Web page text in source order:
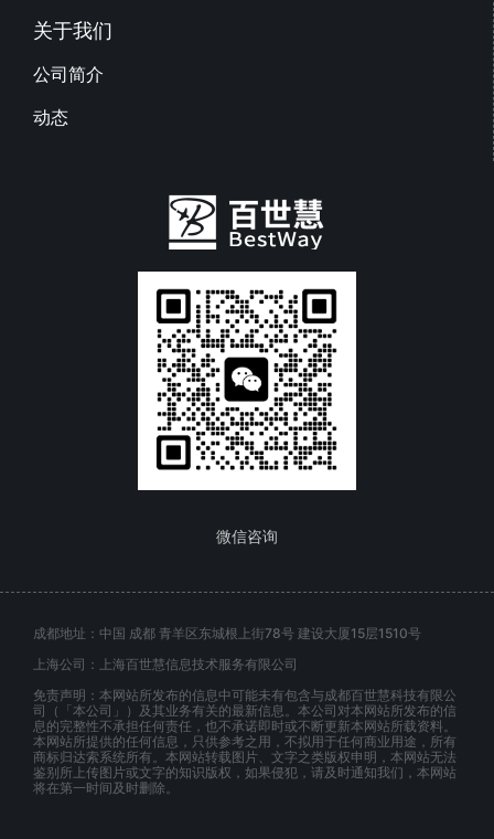
关于我们
公司简介
动态
微信咨询
成都地址：中国 成都 青羊区东城根上街78号 建设大厦15层1510号
上海公司：上海百世慧信息技术服务有限公司
免责声明：本网站所发布的信息中可能未有包含与成都百世慧科技有限公
司（「本公司」）及其业务有关的最新信息。本公司对本网站所发布的信
息的完整性不承担任何责任，也不承诺即时或不断更新本网站所载资料。
本网站所提供的任何信息，只供参考之用，不拟用于任何商业用途，所有
商标归达索系统所有。本网站转载图片、文字之类版权申明，本网站无法
鉴别所上传图片或文字的知识版权，如果侵犯，请及时通知我们，本网站
将在第一时间及时删除。